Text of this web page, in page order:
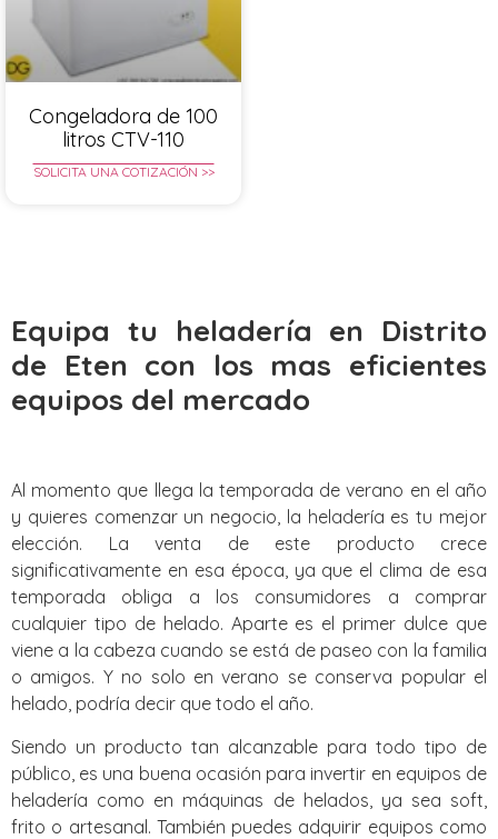
Congeladora de 100
litros CTV-110
SOLICITA UNA COTIZACIÓN >>
Equipa tu heladería en Distrito
de Eten con los mas eficientes
equipos del mercado
Al momento que llega la temporada de verano en el año
y quieres comenzar un negocio, la heladería es tu mejor
elección. La venta de este producto crece
significativamente en esa época, ya que el clima de esa
temporada obliga a los consumidores a comprar
cualquier tipo de helado. Aparte es el primer dulce que
viene a la cabeza cuando se está de paseo con la familia
o amigos. Y no solo en verano se conserva popular el
helado, podría decir que todo el año.
Siendo un producto tan alcanzable para todo tipo de
público, es una buena ocasión para invertir en equipos de
heladería como en máquinas de helados, ya sea soft,
frito o artesanal. También puedes adquirir equipos como